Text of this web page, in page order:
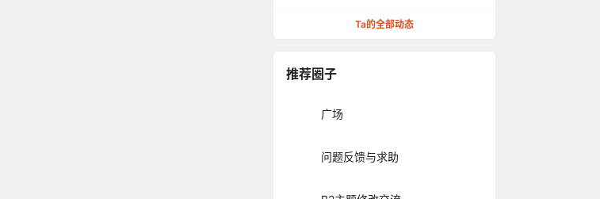
Ta的全部动态
推荐圈子
广场
问题反馈与求助